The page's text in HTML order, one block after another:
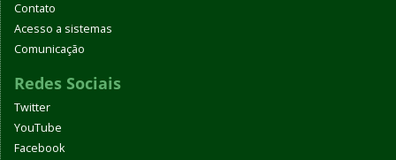
Contato
Acesso a sistemas
Comunicação
Redes Sociais
Twitter
YouTube
Facebook